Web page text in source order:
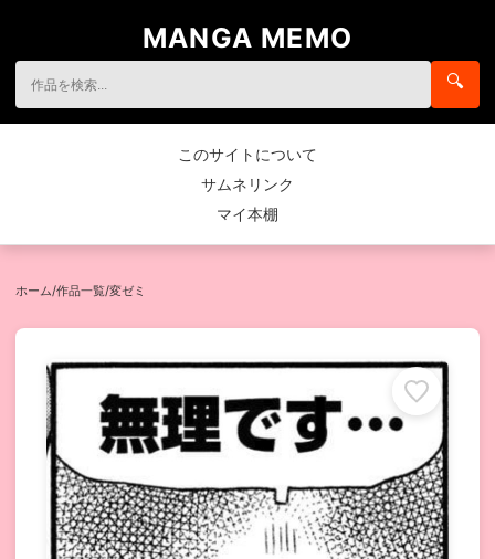
MANGA MEMO
🔍
このサイトについて
サムネリンク
マイ本棚
ホーム/作品一覧/変ゼミ